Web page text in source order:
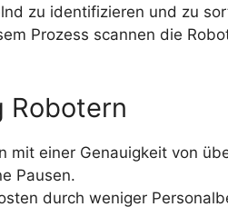
zu identifizieren und zu
Prozess scannen die
Robotern
mit einer Genauigkeit von
Pausen.
durch weniger